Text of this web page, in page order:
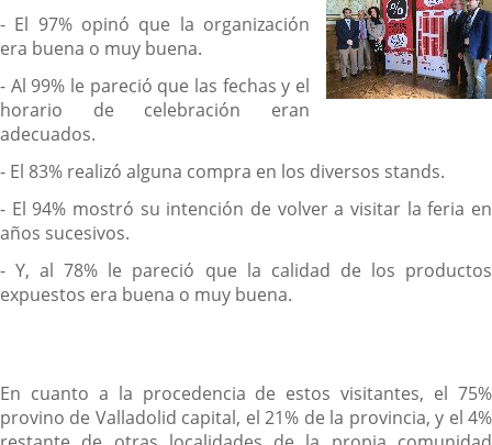
- El 97% opinó que la organización
era buena o muy buena.
- Al 99% le pareció que las fechas y el
horario de celebración eran
adecuados.
- El 83% realizó alguna compra en los diversos stands.
- El 94% mostró su intención de volver a visitar la feria en
años sucesivos.
- Y, al 78% le pareció que la calidad de los productos
expuestos era buena o muy buena.
En cuanto a la procedencia de estos visitantes, el 75%
provino de Valladolid capital, el 21% de la provincia, y el 4%